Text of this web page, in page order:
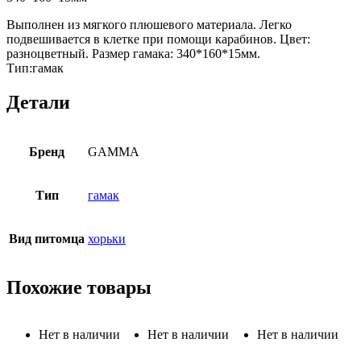
Выполнен из мягкого плюшевого материала. Легко
подвешивается в клетке при помощи карабинов. Цвет:
разноцветный. Размер гамака: 340*160*15мм.
Тип:гамак
Детали
Бренд GAMMA
Тип гамак
Вид питомца хорьки
Похожие товары
Нет в наличии Нет в наличии Нет в наличии